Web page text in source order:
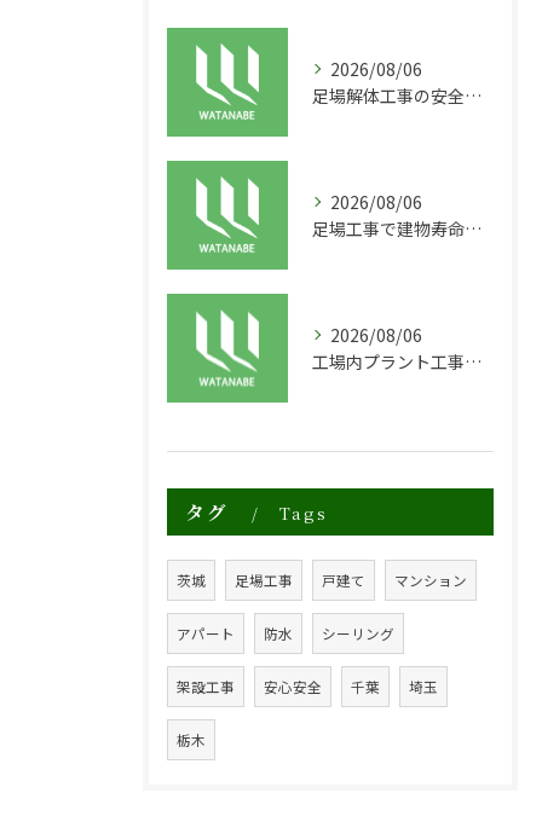
2026/08/06
足場解体工事の安全性と効率化のポイント
2026/08/06
足場工事で建物寿命を守る外装塗装の重要性
2026/08/06
工場内プラント工事に適した足場の安全対策と実践例
タグ Tags
茨城 足場工事 戸建て マンション
アパート 防水 シーリング
架設工事 安心安全 千葉 埼玉
栃木